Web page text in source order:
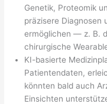
Genetik, Proteomik
präzisere Diagnosen
ermöglichen — z. B.
chirurgische
KI-basierte
Patientendaten,
könnten bald auch
Einsichten